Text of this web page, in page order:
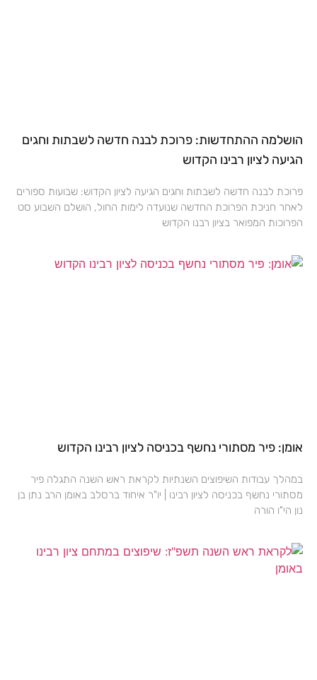
הושלמה ההתחדשות: פרוכת לבנה חדשה לשבתות וחגים
הגיעה לציון רבינו הקדוש
פרוכת לבנה חדשה לשבתות וחגים הגיעה לציון הקדוש: שבועות ספורים
לאחר חניכת הפרוכת החדשה שנועדה לימות החול, הושלם השבוע סט
הפרוכות המפואר בציון רבנו הקדוש
אומן: פיר מסתורי נחשף בכניסה לציון רבינו הקדוש
במהלך עבודות השיפוצים השנתיות לקראת ראש השנה התגלה פיר
מסתורי נחשף בכניסה לציון רבינו | יו"ר איחוד ברסלב באומן הרב נתן בן
נון הי"ו הורה